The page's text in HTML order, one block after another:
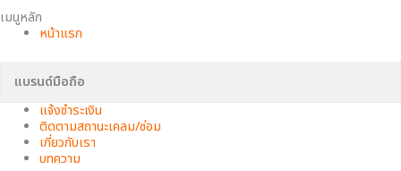
เมนูหลัก
หน้าแรก
แบรนด์มือถือ
แจ้งชำระเงิน
ติดตามสถานะเคลม/ซ่อม
เกี่ยวกับเรา
บทความ